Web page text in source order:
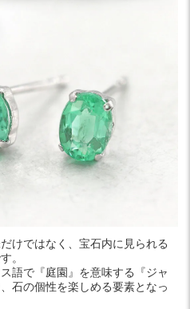
けではなく、宝石内に見られる
。
語で『庭園』を意味する『ジャ
石の個性を楽しめる要素となっ